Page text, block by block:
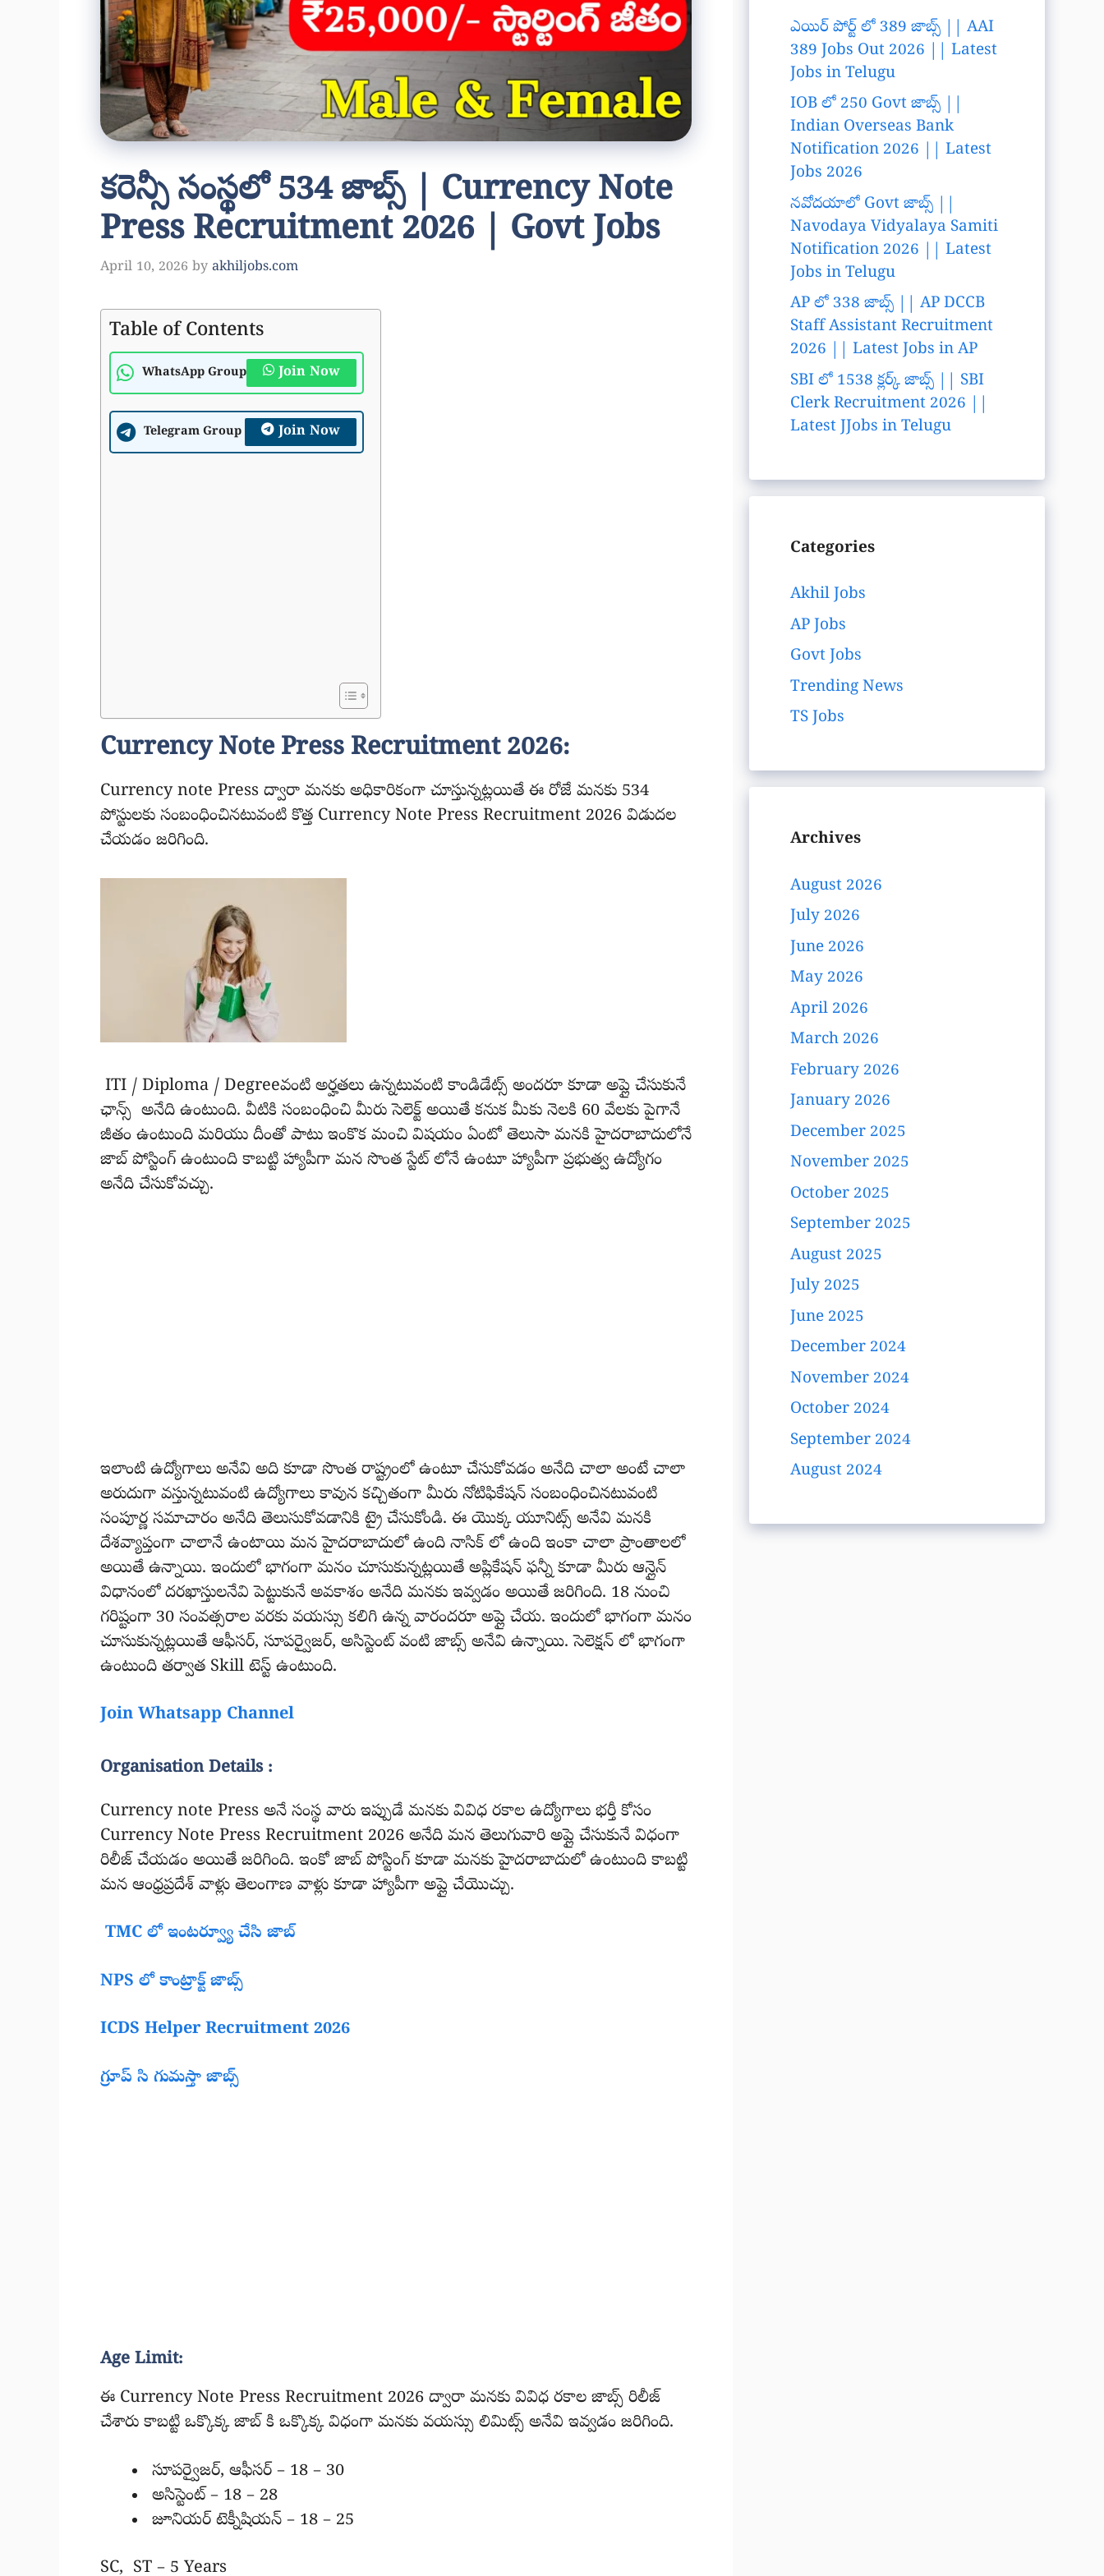
కరెన్సీ సంస్థలో 534 జాబ్స్ | Currency Note
Press Recruitment 2026 | Govt Jobs
April 10, 2026 by akhiljobs.com
Table of Contents
WhatsApp Group Join Now
Telegram Group Join Now
Currency Note Press Recruitment 2026:
Currency note Press ద్వారా మనకు అధికారికంగా చూస్తున్నట్లయితే ఈ రోజే మనకు 534
పోస్టులకు సంబంధించినటువంటి కొత్త Currency Note Press Recruitment 2026 విడుదల
చేయడం జరిగింది.
ITI / Diploma / Degreeవంటి అర్హతలు ఉన్నటువంటి కాండిడేట్స్ అందరూ కూడా అప్లై చేసుకునే
ఛాన్స్ అనేది ఉంటుంది. వీటికి సంబంధించి మీరు సెలెక్ట్ అయితే కనుక మీకు నెలకి 60 వేలకు పైగానే
జీతం ఉంటుంది మరియు దీంతో పాటు ఇంకొక మంచి విషయం ఏంటో తెలుసా మనకి హైదరాబాదులోనే
జాబ్ పోస్టింగ్ ఉంటుంది కాబట్టి హ్యాపీగా మన సొంత స్టేట్ లోనే ఉంటూ హ్యాపీగా ప్రభుత్వ ఉద్యోగం
అనేది చేసుకోవచ్చు.
ఇలాంటి ఉద్యోగాలు అనేవి అది కూడా సొంత రాష్ట్రంలో ఉంటూ చేసుకోవడం అనేది చాలా అంటే చాలా
అరుదుగా వస్తున్నటువంటి ఉద్యోగాలు కావున కచ్చితంగా మీరు నోటిఫికేషన్ సంబంధించినటువంటి
సంపూర్ణ సమాచారం అనేది తెలుసుకోవడానికి ట్రై చేసుకోండి. ఈ యొక్క యూనిట్స్ అనేవి మనకి
దేశవ్యాప్తంగా చాలానే ఉంటాయి మన హైదరాబాదులో ఉంది నాసిక్ లో ఉంది ఇంకా చాలా ప్రాంతాలలో
అయితే ఉన్నాయి. ఇందులో భాగంగా మనం చూసుకున్నట్లయితే అప్లికేషన్ ఫన్నీ కూడా మీరు ఆన్లైన్
విధానంలో దరఖాస్తులనేవి పెట్టుకునే అవకాశం అనేది మనకు ఇవ్వడం అయితే జరిగింది. 18 నుంచి
గరిష్టంగా 30 సంవత్సరాల వరకు వయస్సు కలిగి ఉన్న వారందరూ అప్లై చేయ. ఇందులో భాగంగా మనం
చూసుకున్నట్లయితే ఆఫీసర్, సూపర్వైజర్, అసిస్టెంట్ వంటి జాబ్స్ అనేవి ఉన్నాయి. సెలెక్షన్ లో భాగంగా
ఉంటుంది తర్వాత Skill టెస్ట్ ఉంటుంది.
Join Whatsapp Channel
Organisation Details :
Currency note Press అనే సంస్థ వారు ఇప్పుడే మనకు వివిధ రకాల ఉద్యోగాలు భర్తీ కోసం
Currency Note Press Recruitment 2026 అనేది మన తెలుగువారి అప్లై చేసుకునే విధంగా
రిలీజ్ చేయడం అయితే జరిగింది. ఇంకో జాబ్ పోస్టింగ్ కూడా మనకు హైదరాబాదులో ఉంటుంది కాబట్టి
మన ఆంధ్రప్రదేశ్ వాళ్లు తెలంగాణ వాళ్లు కూడా హ్యాపీగా అప్లై చేయొచ్చు.
TMC లో ఇంటర్వ్యూ చేసి జాబ్
NPS లో కాంట్రాక్ట్ జాబ్స్
ICDS Helper Recruitment 2026
గ్రూప్ సి గుమస్తా జాబ్స్
Age Limit:
ఈ Currency Note Press Recruitment 2026 ద్వారా మనకు వివిధ రకాల జాబ్స్ రిలీజ్
చేశారు కాబట్టి ఒక్కొక్క జాబ్ కి ఒక్కొక్క విధంగా మనకు వయస్సు లిమిట్స్ అనేవి ఇవ్వడం జరిగింది.
సూపర్వైజర్, ఆఫీసర్ – 18 – 30
అసిస్టెంట్ – 18 – 28
జూనియర్ టెక్నీషియన్ – 18 – 25
SC, ST – 5 Years
ఎయిర్ పోర్ట్ లో 389 జాబ్స్ || AAI
389 Jobs Out 2026 || Latest
Jobs in Telugu
IOB లో 250 Govt జాబ్స్ ||
Indian Overseas Bank
Notification 2026 || Latest
Jobs 2026
నవోదయాలో Govt జాబ్స్ ||
Navodaya Vidyalaya Samiti
Notification 2026 || Latest
Jobs in Telugu
AP లో 338 జాబ్స్ || AP DCCB
Staff Assistant Recruitment
2026 || Latest Jobs in AP
SBI లో 1538 క్లర్క్ జాబ్స్ || SBI
Clerk Recruitment 2026 ||
Latest JJobs in Telugu
Categories
Akhil Jobs
AP Jobs
Govt Jobs
Trending News
TS Jobs
Archives
August 2026
July 2026
June 2026
May 2026
April 2026
March 2026
February 2026
January 2026
December 2025
November 2025
October 2025
September 2025
August 2025
July 2025
June 2025
December 2024
November 2024
October 2024
September 2024
August 2024